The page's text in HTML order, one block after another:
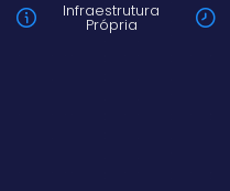
Infraestrutura
Própria